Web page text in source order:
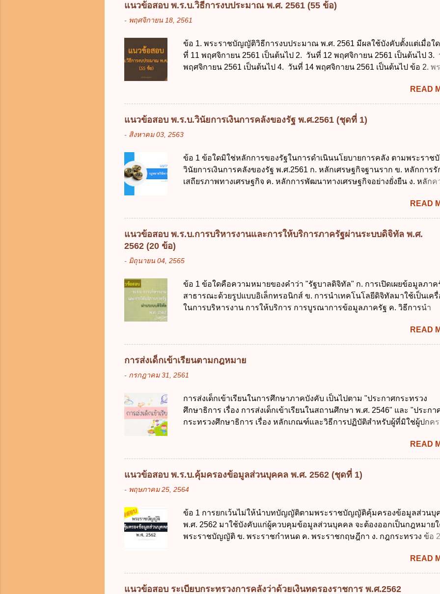
แนวข้อสอบ พ.ร.บ.วิธีการงบประมาณ พ.ศ. 2561 (55 ข้อ)
- พฤศจิกายน 18, 2561
ข้อ 1. พระราชบัญญัติวิธีการงบประมาณ พ.ศ. 2561 มีผลใช้บังคับตั้งแต่เมื่อใ
ที่ 11 พฤศจิกายน 2561 เป็นต้นไป 2. วันที่ 12 พฤศจิกายน 2561 เป็นต้นไป 3.
พฤศจิกายน 2561 เป็นต้นไป 4. วันที่ 14 พฤศจิกายน 2561 เป็นต้นไป ข้อ 2. พ
วิธีการงบประมาณ พ.ศ. 2502 2. พระราชบัญญัติวิธีการงบประมาณ (ฉบับที่
2511 3. พระราชบัญญัติวิธีการงบประมาณ (ฉบับที่ 6) พ.ศ. 2544 4. ประกาศ
คณะปฏิวัติ ฉบับที่ 203 ลงวันที่ 31 สิงหาคม 2515 ข้อ 3. ข้อใดไม่ถูกต้อง 1. น
รัฐมนตรีมีอำนาจออกกฎเพื่อปฏิบัติการตามพระราชบัญญัติวิธีการงบประมา
การงบประมาณ พ.ศ. 2561 4. รัฐมนตรีว่าการกระทรวงการคลังมีหน้าที่ควบ
ใช้จ่ายงบประมาณให้เป็นไปอย่างโปร่งใสและตรวจสอบได้ ข้อ 4. พระราชบั
การงบประมาณ พ.ศ. 2561 บัญญัติให้การบริหา...
READ
แนวข้อสอบ พ.ร.บ.วินัยการเงินการคลังของรัฐ พ.ศ.2561 (ชุดที่ 1)
- สิงหาคม 03, 2563
ข้อ 1 ข้อใดมิใช่หลักการของรัฐในการดำเนินนโยบายการคลัง ตามพระรา
วินัยการเงินการคลังของรัฐ พ.ศ.2561 ก. หลักเศรษฐกิจฐานราก ข. หลักการรั
เสถียรภาพทางเศรษฐกิจ ค. หลักการพัฒนาทางเศรษฐกิจอย่างยั่งยืน ง. หลักค
เป็นกรอบในการบริหารหนี้สาธารณะเป็นไปตามข้อใด ก. ไม่เกินร้อยละ 5 ข.
ร้อยละ 10 ค. ไม่เกินร้อยละ 35 ง. ไม่เกินร้อยละ 60 ข้อ 3 กฎหมายว่าด้วยวินัย
การคลังของรัฐกำหนดหลักการห้ามเสนอกฎหมายที่ให้จัดเก็บภาษีอากรหรือ
ธรรมเนียมเพิ่มขึ้นจากที่กำหนดไว้ในกฎหมายเพื่อการนำไปใช้จ่ายตามวัตถุป
ต้องการของชุมชน ข. เพื่อป็นรายได้ขององค์กรปกครองส่วนท้องถิ่น ค. มีเหตุ
ของรัฐจะต้องนำแผนการคลังระยะปานกลางที่คณะรัฐมนตรีเห็นชอบแล้วไป
ประกอบการพิจารณาในเรื่องต่อไปนี้ ยกเว้นข้อใด ก. การจัดเก็บหรือหารายไ
การจัดสรรงบประมาณรายจ่าย ค. การจัดทำงบประมาณ ง. การก่...
READ
แนวข้อสอบ พ.ร.บ.การบริหารงานและการให้บริการภาครัฐผ่านระบบดิจิทัล พ.ศ.
2562 (20 ข้อ)
- มิถุนายน 04, 2565
ข้อ 1 ข้อใดคือความหมายของคำว่า "รัฐบาลดิจิทัล" ก. การเปิดเผยข้อมูลภาค
สาธารณะด้วยรูปแบบอิเล็กทรอนิกส์ ข. การนำเทคโนโลยีดิจิทัลมาใช้เป็นเค
ในการบริหารงาน การให้บริการ การบูรณาการข้อมูลภาครัฐ ค. วิธีการนำ
(องค์การมหาชน) ข้อ 2 การบริหารงานภาครัฐและการจัดทำบริการสาธาร
ระบบดิจิทัล ต้องมีวัตถุประสงค์ดังต่อไปนี้ ยกเว้น ข้อใด ก. ให้มีการใช้ระบบดิ
อย่างคุ้มค่าและเต็มศักยภาพ ข. พัฒนาโครงสร้างพื้นฐานด้านดิจิทัลที่จำเป็นใ
ตามมาตรฐานสากล ค. พัฒนาการเชื่อมโยงเครือข่ายดิจิทัล ง. เพิ่มประสิทธิ
การใช้จ่ายงบประมาณให้เกิดความคุ้มค่าและเป็นไปตามเป้าหมาย ข้อ 3 ข้อใ
เป็นศูนย์แลกเปลี่ยนข้อมูลกลาง ค. กำหนดสิทธิ หน้าที่ และความรับผิดชอบใ
บริหารจัดการข้อมูลของหน่วยงานของรัฐ ง. กำหนดกรอบและทิศทางการบริ
ภาครัฐและการจัดทำบริการสาธารณะในรูปแบบดิจิทัล ข้อ 4 กรรมการพัฒน
READ
การส่งเด็กเข้าเรียนตามกฎหมาย
- กรกฎาคม 31, 2561
การส่งเด็กเข้าเรียนในการศึกษาภาคบังคับ เป็นไปตาม "ประกาศกระทรวง
ศึกษาธิการ เรื่อง การส่งเด็กเข้าเรียนในสถานศึกษา พ.ศ. 2546" และ "ประกา
กระทรวงศึกษาธิการ เรื่อง หลักเกณฑ์และวิธีการปฏิบัติสำหรับผู้ที่มิใช่ผู้ปกค
การศึกษาภาคบังคับ พ.ศ. 2545 ซึ่งเป็นกฎหมายที่มีโทษทางอาญา โดยมีสา
ดังนี้ 1. คำว่า "เด็ก" หมายถึง เด็กซึ่งมีอายุย่างเข้าปีที่ 7 จนถึงอายุย่างเข้าปีที่
แต่เด็กที่สอบได้ชั้นปีที่ 9 ของการศึกษาภาคบังคับแล้ว 2. ผู้ปกครอง คือ 2.1
มารดา 2.2 บิดาหรือมารดา ซึ่งเป็นผู้ใช้อำนาจปกครอง 2.3 ผู้ปกครองต
ประมวลกฎหมายแพ่งและพาณิชย์ 2.4 บุคคลที่เด็กอยู่ด้วยเป็นประจำหรือที่
ของการเปิดเรียนภาคต้น (ภาคเรียนที่ 1) 4. กรณีผู้ปกครองยังไม่ได้ส่งเด็กเข้า
ภายใน 7 วัน นับแต่วันแรกของการเปิดเรียนภาคต้น ถ้าสถานศึกษายังมิไ...
READ
แนวข้อสอบ พ.ร.บ.คุ้มครองข้อมูลส่วนบุคคล พ.ศ. 2562 (ชุดที่ 1)
- พฤษภาคม 25, 2564
ข้อ 1 การยกเว้นไม่ให้นำบทบัญญัติตามพระราชบัญญัติคุ้มครองข้อมูลส่วนบุ
พ.ศ. 2562 มาใช้บังคับแก่ผู้ควบคุมข้อมูลส่วนบุคคล จะต้องออกเป็นกฎหมายใ
พระราชบัญญัติ ข. พระราชกำหนด ค. พระราชกฤษฎีกา ง. กฎกระทรวง ข้อ 2
ในบังคับพระราชบัญญัติคุ้มครองข้อมูลส่วนบุคคล พ.ศ. 2562 ก. หน่วยงานข
แห่ง ข. กิจการด้านการศึกษา ค. กิจการด้านความบันเทิงและนันทนาการ ง.
ข้อ 3 โดยหลัก ทั่วไป พระราชบัญญัติคุ้มครองข้อมูลส่วนบุคคล พ.ศ. 2562 ใช้
READ
แนวข้อสอบ ระเบียบกระทรวงการคลังว่าด้วยเงินทดรองราชการ พ.ศ.2562